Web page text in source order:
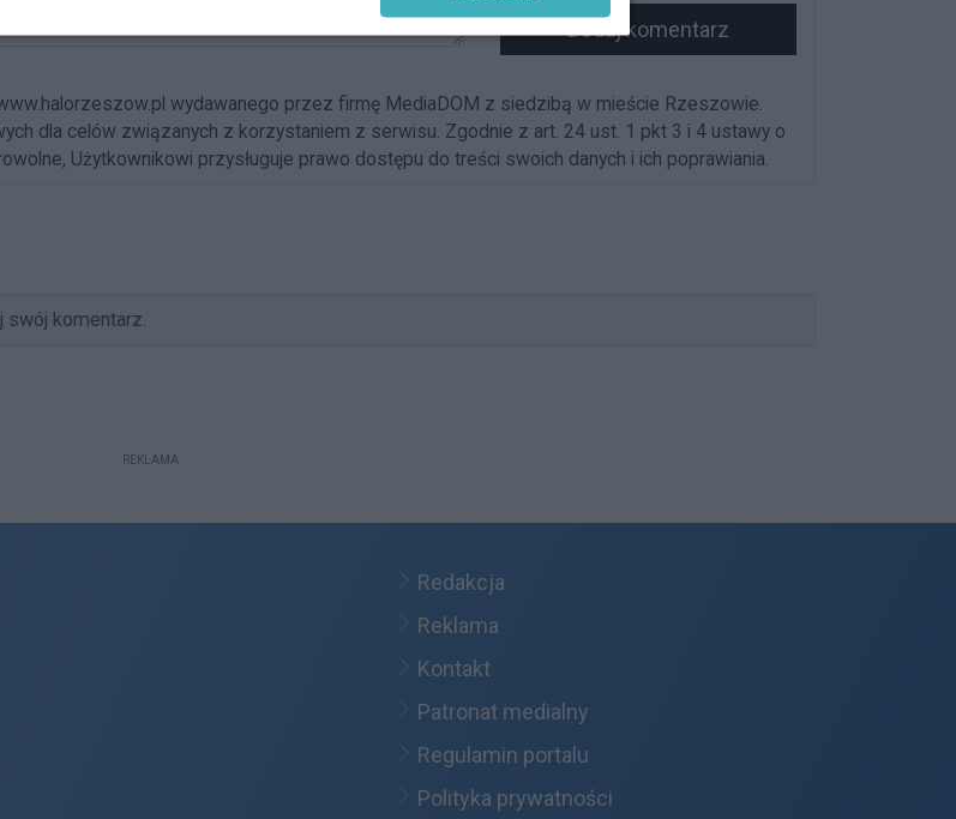
Dodaj komentarz
wydawanego przez firmę MediaDOM z siedzibą w mieście Rzeszowie.
dla celów związanych z korzystaniem z serwisu. Zgodnie z art. 24 ust. 1 pkt 3 i 4 ustawy o
Użytkownikowi przysługuje prawo dostępu do treści swoich danych i ich poprawiania.
swój komentarz.
REKLAMA
Redakcja
Reklama
Kontakt
Patronat medialny
Regulamin portalu
Polityka prywatności